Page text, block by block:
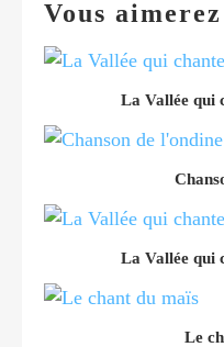
Vous
La Vallée qui
La Vallée qui
Le